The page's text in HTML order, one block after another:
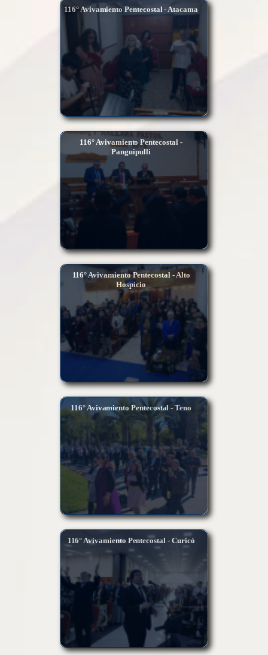
116° Avivamiento Pentecostal - Atacama
116° Avivamiento Pentecostal -
Panguipulli
116° Avivamiento Pentecostal - Alto
Hospicio
116° Avivamiento Pentecostal - Teno
116° Avivamiento Pentecostal - Curicó